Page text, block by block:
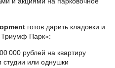
готов дарить кладовки и
Парк»:
000 рублей на квартиру
студии или однушки